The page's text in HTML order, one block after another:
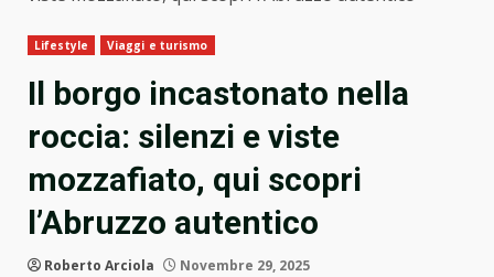
Lifestyle Viaggi e turismo
Il borgo incastonato nella
roccia: silenzi e viste
mozzafiato, qui scopri
l’Abruzzo autentico
Roberto Arciola Novembre 29, 2025